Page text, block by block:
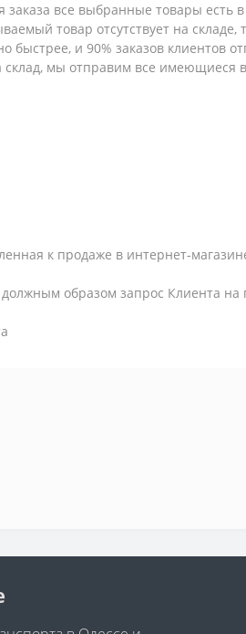
заказа все выбранные товары есть
товар отсутствует на
быстрее, и 90% заказов клиентов
склад, мы отправим все имеющиеся
к продаже в интернет-
образом запрос Клиента на